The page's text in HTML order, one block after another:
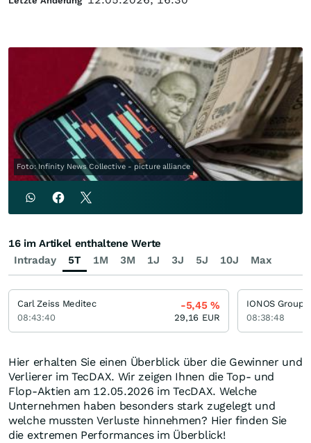
Foto: Infinity News Collective - picture alliance
Hier erhalten Sie einen Überblick über die Gewinner und
Verlierer im TecDAX. Wir zeigen Ihnen die Top- und
Flop-Aktien am 12.05.2026 im TecDAX. Welche
Unternehmen haben besonders stark zugelegt und
welche mussten Verluste hinnehmen? Hier finden Sie
die extremen Performances im Überblick!
Intraday 5T 1M 3M 1J 3J 5J 10J Max
16 im Artikel enthaltene Werte
Carl Zeiss Meditec
08:43:40
-5,45%
29,16 EUR
IONOS Group
08:38:48